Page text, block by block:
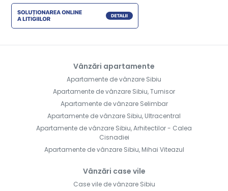
Vânzări apartamente
Apartamente de vânzare Sibiu
Apartamente de vânzare Sibiu, Turnisor
Apartamente de vânzare Selimbar
Apartamente de vânzare Sibiu, Ultracentral
Apartamente de vânzare Sibiu, Arhitectilor - Calea
Cisnadiei
Apartamente de vânzare Sibiu, Mihai Viteazul
Vânzări case vile
Case vile de vânzare Sibiu